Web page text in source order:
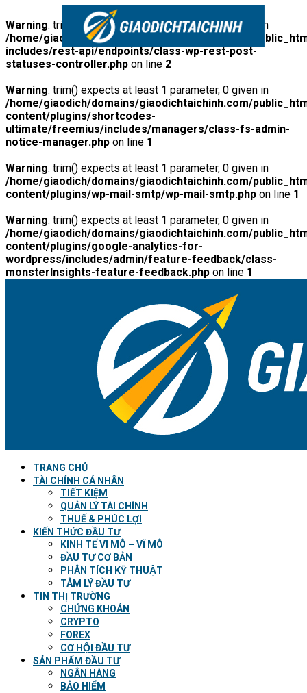
Warning: trim() expects at least 1 parameter, 0 given in
/home/giaodich/domains/giaodichtaichinh.com/
includes/rest-api/endpoints/class-wp-rest-post-
statuses-controller.php on line 2
Warning: trim() expects at least 1 parameter, 0 given in
/home/giaodich/domains/giaodichtaichinh.com/
content/plugins/shortcodes-
ultimate/freemius/includes/managers/class-fs-admin-
notice-manager.php on line 1
Warning: trim() expects at least 1 parameter, 0 given in
/home/giaodich/domains/giaodichtaichinh.com/
content/plugins/wp-mail-smtp/wp-mail-smtp.php on line 1
Warning: trim() expects at least 1 parameter, 0 given in
/home/giaodich/domains/giaodichtaichinh.com/
content/plugins/google-analytics-for-
wordpress/includes/admin/feature-feedback/class-
monsterInsights-feature-feedback.php on line 1
TRANG CHỦ
TÀI CHÍNH CÁ NHÂN
TIẾT KIỆM
QUẢN LÝ TÀI CHÍNH
THUẾ & PHÚC LỢI
KIẾN THỨC ĐẦU TƯ
KINH TẾ VI MÔ – VĨ MÔ
ĐẦU TƯ CƠ BẢN
PHÂN TÍCH KỸ THUẬT
TÂM LÝ ĐẦU TƯ
TIN THỊ TRƯỜNG
CHỨNG KHOÁN
CRYPTO
FOREX
CƠ HỘI ĐẦU TƯ
SẢN PHẨM ĐẦU TƯ
NGÂN HÀNG
BẢO HIỂM